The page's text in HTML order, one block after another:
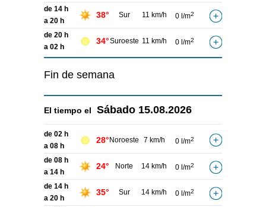
de 14 h
a 20 h
38° Sur 11 km/h 0 l/m2
de 20 h
a 02 h
34°Suroeste 11 km/h 0 l/m2
Fin de semana
El tiempo el Sábado 15.08.2026
de 02 h
a 08 h
28° Noroeste 7 km/h 0 l/m2
de 08 h
a 14 h
24° Norte 14 km/h 0 l/m2
de 14 h
a 20 h
35° Sur 14 km/h 0 l/m2